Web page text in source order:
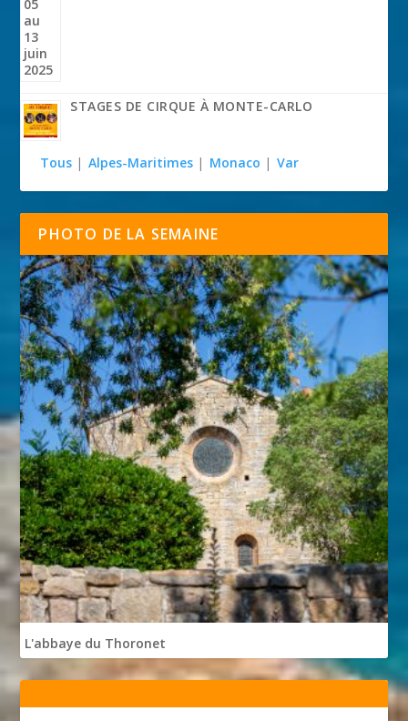
STAGES DE CIRQUE À MONTE-CARLO
Tous | Alpes-Maritimes | Monaco | Var
PHOTO DE LA SEMAINE
L'abbaye du Thoronet